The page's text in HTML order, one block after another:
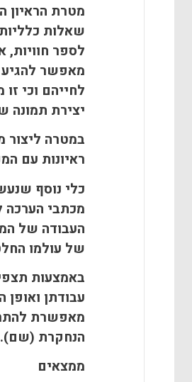
מטרת הראיון
שאלות
לספר חוויות,
מאפשר להגיע
לחייהם וכי
יצירת תמונה
ראיונות עם
כלי נוסף
מכתבי הערכה
העבודה של
של עולמו
באמצעות
עבודתן
מאפשרת
הנחקרת (שם).
ממצאים